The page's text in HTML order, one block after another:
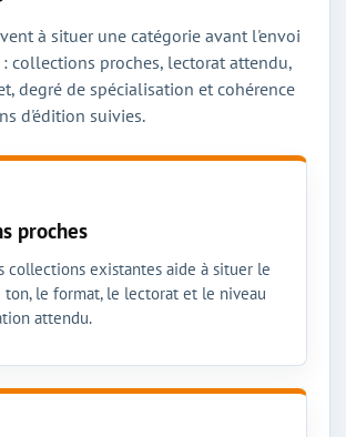
à situer une catégorie avant l'envoi
collections proches, lectorat attendu,
degré de spécialisation et cohérence
d'édition suivies.
proches
collections existantes aide à situer le
ton, le format, le lectorat et le niveau
attendu.